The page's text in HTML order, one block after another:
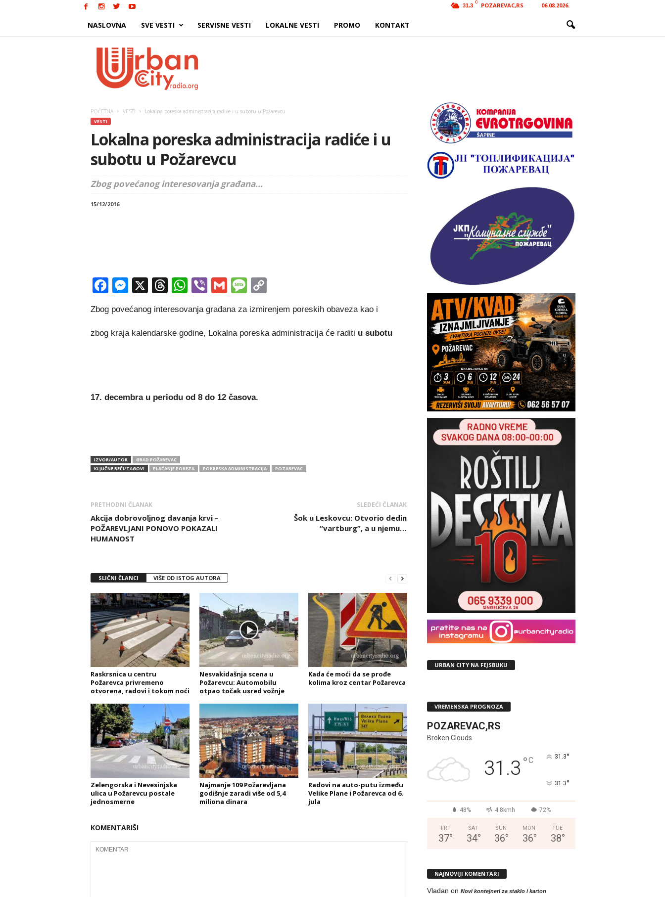
31.3
C POZAREVAC,RS 06.08.2026.
NASLOVNA SVE VESTI SERVISNE VESTI LOKALNE VESTI PROMO KONTAKT
POČETNA VESTI Lokalna poreska administracija radiće i u subotu u Požarevcu
VESTI
Lokalna poreska administracija radiće i u
subotu u Požarevcu
Zbog povećanog interesovanja građana...
15/12/2016
Facebook
Messenger
X Threads
WhatsApp
ViberGmailMessage
Zbog povećanog interesovanja građana za izmirenjem poreskih obaveza kao i
zbog kraja kalendarske godine, Lokalna poreska administracija će raditi u subotu
17. decembra u periodu od 8 do 12 časova.
IZVOR/AUTOR
GRAD POŽAREVAC
KLJUČNE REČI/TAGOVI
PLAĆANJE POREZA PORRESKA ADMINISTRACIJA POZAREVAC
PRETHODNI ČLANAK
Akcija dobrovoljnog davanja krvi –
POŽAREVLJANI PONOVO POKAZALI
HUMANOST
SLEDEĆI ČLANAK
Šok u Leskovcu: Otvorio dedin
“vartburg”, a u njemu…
SLIČNI ČLANCI VIŠE OD ISTOG AUTORA
Raskrsnica u centru
Požarevca privremeno
otvorena, radovi i tokom noći
Nesvakidašnja scena u
Požarevcu: Automobilu
otpao točak usred vožnje
Kada će moći da se prođe
kolima kroz centar Požarevca
Zelengorska i Nevesinjska
ulica u Požarevcu postale
jednosmerne
Najmanje 109 Požarevljana
godišnje zaradi više od 5,4
miliona dinara
Radovi na auto-putu između
Velike Plane i Požarevca od 6.
jula
KOMENTARIŠI
URBAN CITY NA FEJSBUKU
VREMENSKA PROGNOZA
POZAREVAC,RS
Broken Clouds
31.3 °C 31.3°
31.3°
48% 4.8kmh 72%
FRI
37°
SAT
34°
SUN
36°
MON
36°
TUE
38°
NAJNOVIJI KOMENTARI
Vladan on Novi kontejneri za staklo i karton